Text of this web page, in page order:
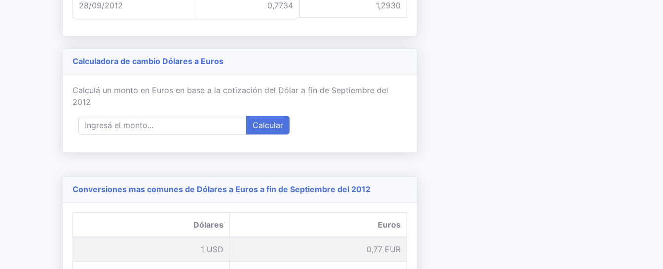
28/09/2012 0,7734 1,2930
Calculadora de cambio Dólares a Euros
Calculá un monto en Euros en base a la cotización del Dólar a fin de Septiembre del
2012
Calcular
Conversiones mas comunes de Dólares a Euros a fin de Septiembre del 2012
Dólares Euros
1 USD 0,77 EUR